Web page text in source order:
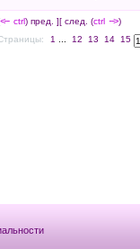
<-- ctrl) пред. ][ след. (ctrl --> )
1 12 13 14 15